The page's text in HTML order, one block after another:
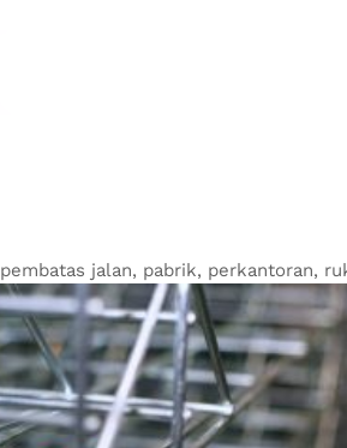
jalan, pabrik, perkantoran,